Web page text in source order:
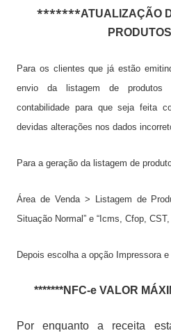
*******ATUALIZAÇÃO
Para os clientes que já estão
envio da listagem de produtos
contabilidade para que seja feita
devidas alterações nos dados
Para a geração da listagem de
Área de Venda > Listagem de
Situação Normal” e “Icms, Cfop,
Depois escolha a opção Impressora
*******NFC-e VALOR
Por enquanto a receita